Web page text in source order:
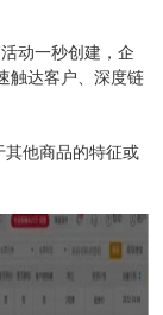
动一秒创建，企
触达客户、深度链
其他商品的特征或